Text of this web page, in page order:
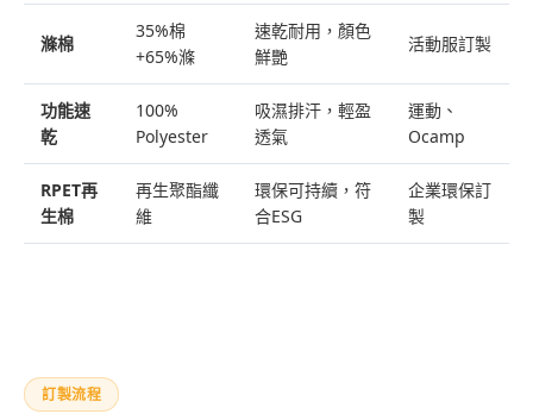
滌棉
35%棉
+65%滌
速乾耐用，顏色
鮮艷
活動服訂製
功能速
乾
100%
Polyester
吸濕排汗，輕盈
透氣
運動、
Ocamp
RPET再
生棉
再生聚酯纖
維
環保可持續，符
合ESG
企業環保訂
製
訂製流程